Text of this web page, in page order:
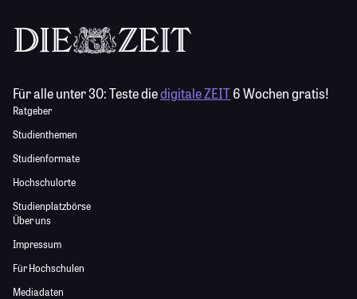
Für alle unter 30:Teste diedigitale ZEIT6 Wochen gratis!
Ratgeber
Studienthemen
Studienformate
Hochschulorte
Studienplatzbörse
Über uns
Impressum
Für Hochschulen
Mediadaten